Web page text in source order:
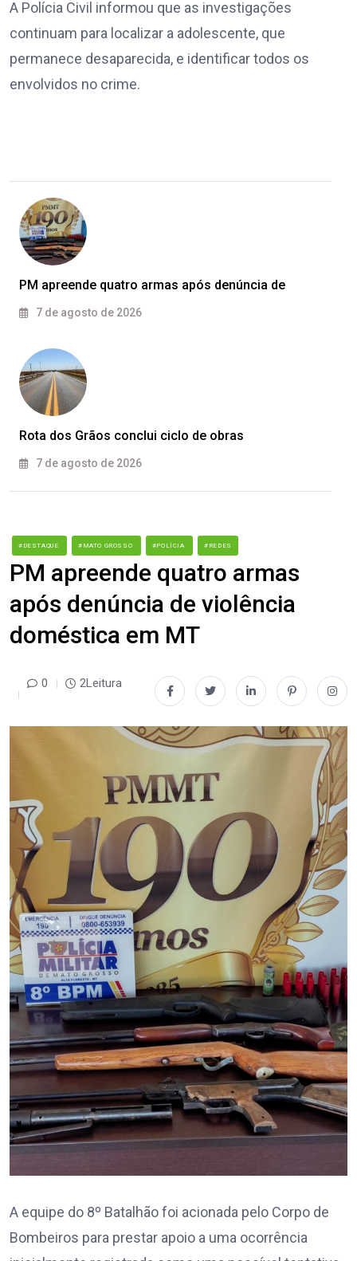
A Polícia Civil informou que as investigações
continuam para localizar a adolescente, que
permanece desaparecida, e identificar todos os
envolvidos no crime.
PM apreende quatro armas após denúncia de
7 de agosto de 2026
Rota dos Grãos conclui ciclo de obras
7 de agosto de 2026
#DESTAQUE #MATO GROSSO #POLÍCIA #REDES
PM apreende quatro armas
após denúncia de violência
doméstica em MT
0 2Leitura
A equipe do 8º Batalhão foi acionada pelo Corpo de
Bombeiros para prestar apoio a uma ocorrência